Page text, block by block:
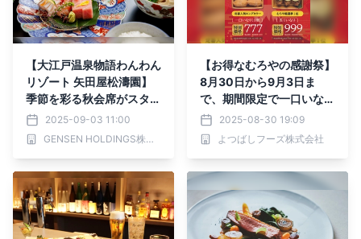
【大江戸温泉物語わんわん
リゾート 矢田屋松濤園】
季節を彩る秋会席がスター
ト
2025-09-03 11:00
GENSEN HOLDINGS株式会社
【お得なむろやの感謝祭】
8月30日から9月3日ま
で、期間限定で一口いなり
が777円。今年は炙りいな
りも感謝祭価格で。
2025-08-30 19:09
よつばしフーズ株式会社